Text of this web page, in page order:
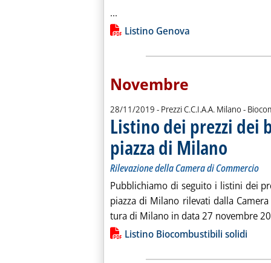
...
Lista allegati PDF alla notizia
Listino Genova
Novembre
28/11/2019 - Prezzi C.C.I.A.A. Milano -
Listino dei prezzi
piazza di Milano
Rilevazione della Camera di Commercio
Pub­bli­chia­mo di se­gui­to i li­sti­ni dei
piaz­za di Mi­la­no ri­le­va­ti dal­la
tu­ra di Mi­la­no in da­ta 27 novembre
Lista allegati PDF alla notizia
Listino Biocombustibili solidi